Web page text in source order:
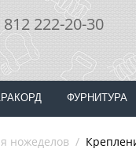
812 222-20-30
ФУРНИТУРА
ножеделов /